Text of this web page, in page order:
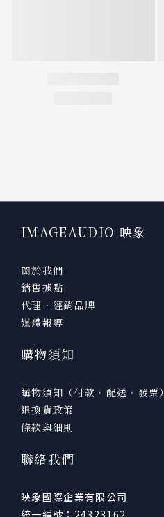
IMAGEAUDIO 映象
關於我們
銷售據點
代理．經銷品牌
媒體報導
購物須知
購物須知（付款．配送．發票）
退換貨政策
條款與細則
聯絡我們
映象國際企業有限公司